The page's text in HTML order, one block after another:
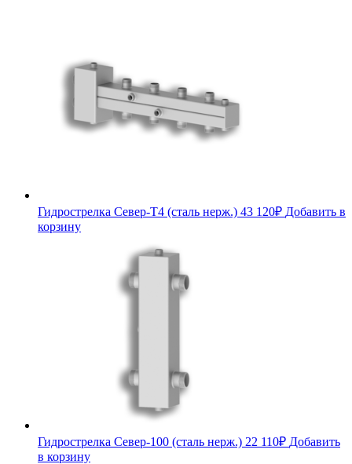
Гидрострелка Север-T4 (сталь нерж.) 43 120₽ Добавить в
корзину
Гидрострелка Север-100 (сталь нерж.) 22 110₽ Добавить
в корзину